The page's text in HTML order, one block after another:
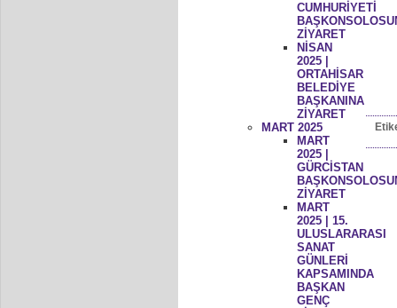
CUMHURİYETİ
ZİYARET
NİSAN
2025 |
ORTAHİSAR
BELEDİYE
BAŞKANINA
ZİYARET
MART 2025
MART
2025 |
GÜRCİSTAN
ZİYARET
MART
2025 | 15.
ULUSLARARASI
SANAT
GÜNLERİ
KAPSAMINDA
BAŞKAN
GENÇ